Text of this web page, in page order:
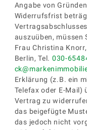
Angabe von
Widerrufsfrist
auszuüben, müssen
Frau Christina
Berlin, Tel. 030-
Erklärung (z.B. ein
Telefax oder E-Mail)
Vertrag zu
das beigefügte
das jedoch nicht